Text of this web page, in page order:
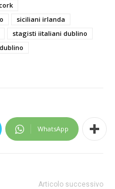
siciliani irlanda
stagisti iitaliani dublino
WhatsApp
Articolo successivo